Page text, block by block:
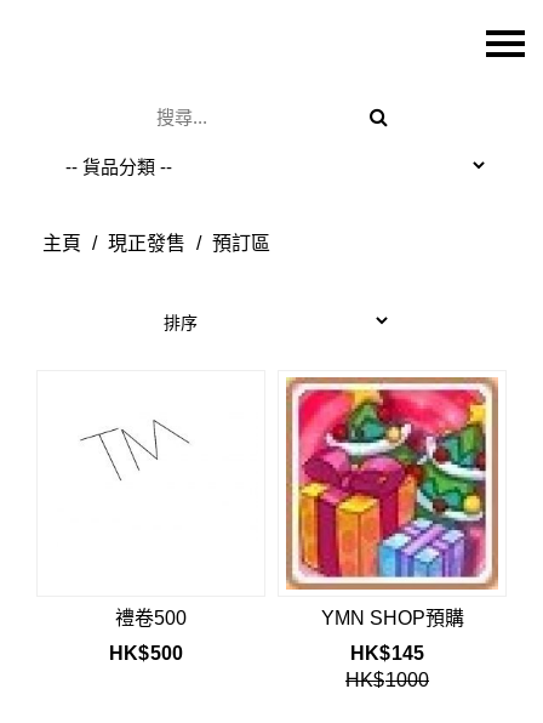
特價貨品
主頁 / 現正發售 / 預訂區
禮卷500
HK$500
YMN SHOP預購
HK$145
HK$1000